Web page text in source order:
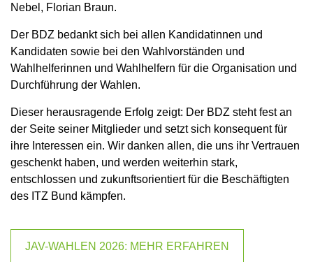
Nebel, Florian Braun.
Der BDZ bedankt sich bei allen Kandidatinnen und
Kandidaten sowie bei den Wahlvorständen und
Wahlhelferinnen und Wahlhelfern für die Organisation und
Durchführung der Wahlen.
Dieser herausragende Erfolg zeigt: Der BDZ steht fest an
der Seite seiner Mitglieder und setzt sich konsequent für
ihre Interessen ein. Wir danken allen, die uns ihr Vertrauen
geschenkt haben, und werden weiterhin stark,
entschlossen und zukunftsorientiert für die Beschäftigten
des ITZ Bund kämpfen.
JAV-WAHLEN 2026: MEHR ERFAHREN